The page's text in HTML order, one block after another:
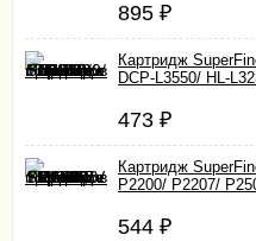
895 ₽
Картридж
DCP-L3550/ HL-
473 ₽
Картридж
P2200/ P2207/
544 ₽